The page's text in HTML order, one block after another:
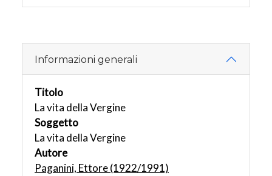
Informazioni generali
Titolo
La vita della Vergine
Soggetto
La vita della Vergine
Autore
Paganini, Ettore (1922/1991)